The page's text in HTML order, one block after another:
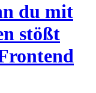
du mit
stößt